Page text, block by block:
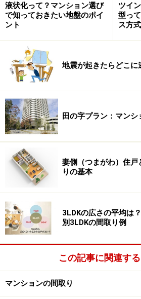
マンションの顔：ロビー、
豪華なロビー、ラウンジは高級マ
用施設となっています。ロビーは
エントランスホールに隣接して設
ラウンジは上階など景色が良く見
こともあるようです。どちらも一
の「顔」ともいえる施設なので、
価な大理石などをふんだんに使っ
したソファーなどが置かれ、ホテ
がりになっています。
■ロビー
マンションのロビーの例
エントランスホール近くに設けら
ようです。来客が多い人にとって
液状化って？マンション選び
で知っておきたい地盤のポイ
ント
ツイ
型っ
ス方
地震が起きたらどこに
田の字プラン：マン
妻側（つまがわ）住戸
りの基本
3LDKの広さの平均は
別3LDKの間取り例
この記事に関連す
マンションの間取り